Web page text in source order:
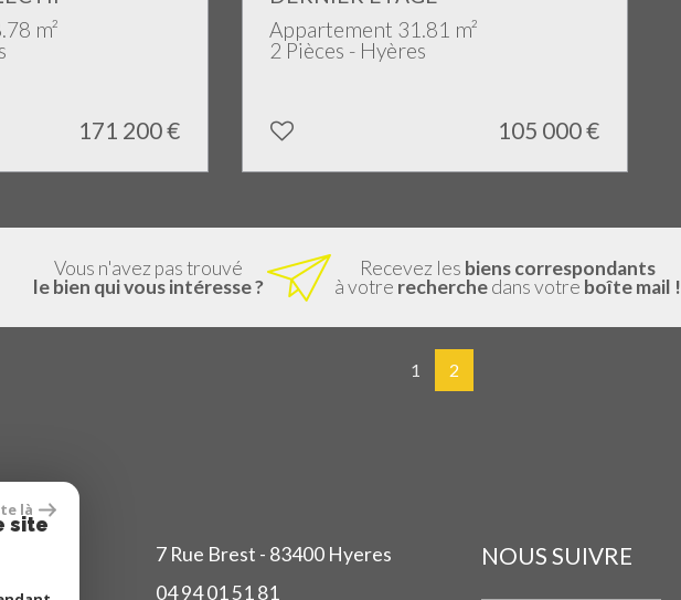
m²
171 200€
Appartement 31.81 m²
2 Pièces - Hyères
105 000€
Vous n'avez pas trouvé
le bien qui vous intéresse ?
Recevez les biens correspondants
à votre recherchedans votre boîte mail !
1 2
7 Rue Brest - 83400 Hyeres
04 94 01 51 81
NOUS SUIVRE
là
site